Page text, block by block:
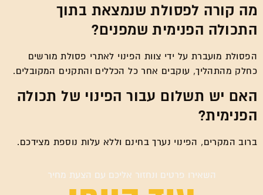
מה קורה לפסולת שנמצאת בתוך
התכולה הפנימית שמפנים?
הפסולת מועברת על ידי צוות הפינוי לאתרי פסולת מורשים
כחלק מהתהליך, עוקבים אחר כל הכללים והתקנים המקובלים.
האם יש תשלום עבור הפינוי של תכולה
הפנימית?
ברוב המקרים, הפינוי נערך בחינם וללא עלות נוספת מצידכם.
השאירו פרטים ונחזור אליכם עם הצעת מחיר